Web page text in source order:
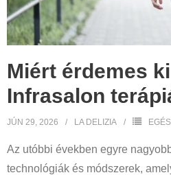
Miért érdemes
Infrasalon
JÚN 29, 2026 LA DELIZIA
Az utóbbi években egyre
technológiák és módszerek,